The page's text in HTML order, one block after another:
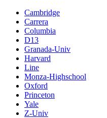
Cambridge
Carrera
Columbia
D13
Granada-Univ
Harvard
Line
Monza-Highschool
Oxford
Princeton
Yale
Z-Univ